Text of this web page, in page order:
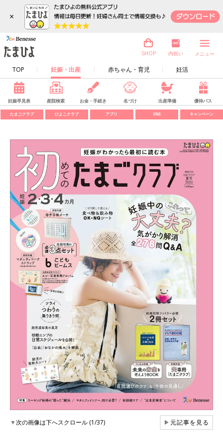
×
TOP 妊娠・出産 赤ちゃん・育児 妊活
SHOP 内祝い メニュー
妊娠早見表 産院検索 お金・手続き 名づけ 出産準備 優待パス
たまごクラブ ひよこクラブ アプリ SNS キャンペーン
▼次の画像は下へスクロール (1/37) ▶元記事を見る